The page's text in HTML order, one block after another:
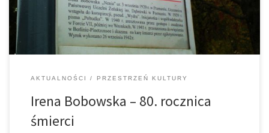
AKTUALNOŚCI PRZESTRZEŃ KULTURY
Irena Bobowska – 80. rocznica
śmierci